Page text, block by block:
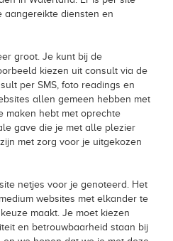
aangereikte diensten en
groot. Je kunt bij de
kiezen uit consult via de
per SMS, foto readings en
allen gemeen hebben met
maken hebt met oprechte
gave die je met alle plezier
met zorg voor je uitgekozen
netjes voor je genoteerd. Het
websites met elkander te
maakt. Je moet kiezen
en betrouwbaarheid staan bij